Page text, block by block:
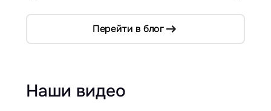
Перейти в блог
Наши видео